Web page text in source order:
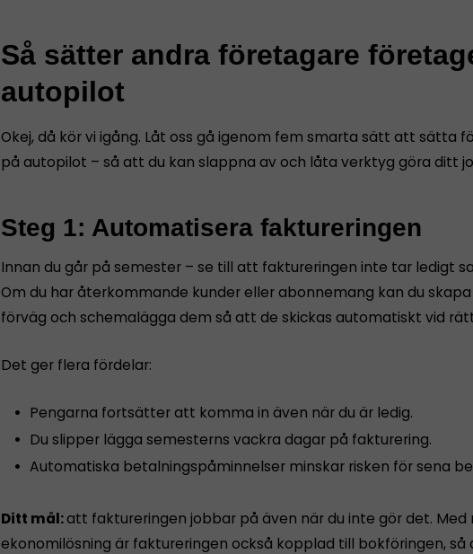
Så sätter andra företagare
autopilot
Okej, då kör vi igång. Låt oss gå igenom fem smarta sätt att sätta
på autopilot – så att du kan slappna av och låta verktyg göra ditt
Steg 1: Automatisera faktureringen
Innan du går på semester – se till att faktureringen inte tar ledigt
Om du har återkommande kunder eller abonnemang kan du
förväg och schemalägga dem så att de skickas automatiskt vid
Det ger flera fördelar:
Pengarna fortsätter att komma in även när du är ledig.
Du slipper lägga semesterns vackra dagar på fakturering.
Automatiska betalningspåminnelser minskar risken för sena
Ditt mål:att faktureringen jobbar på även när du inte gör det.
ekonomilösning är faktureringen också kopplad till bokföringen,